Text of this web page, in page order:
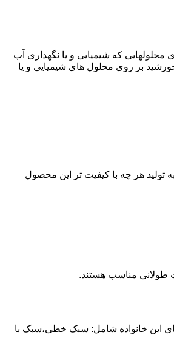
محلولهایی که شیمیایی و یا نگهداری آب
بر روی محلول های شیمیایی و یا
به تولید هر چه با کیفیت تر این محصول
طولانی مناسب هستند.
را در اختیار دارد.متداول ترین گریدهای این خانواده شامل: سبک خطی،سبک با